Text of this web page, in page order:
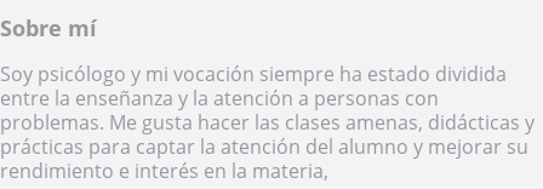
Sobre mí
Soy psicólogo y mi vocación siempre ha estado dividida
entre la enseñanza y la atención a personas con
problemas. Me gusta hacer las clases amenas, didácticas y
prácticas para captar la atención del alumno y mejorar su
rendimiento e interés en la materia,